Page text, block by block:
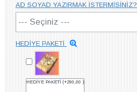
AD SOYAD YAZIRMAK İSTERMİSİNİZ?
HEDİYE PAKETİ
HEDİYE PAKETİ (+290,00 )